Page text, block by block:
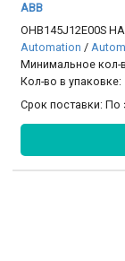
ABB
OHB145J12E00S
Automation /
Минимальное кол-
Кол-во в упаковке:
Срок поставки:По